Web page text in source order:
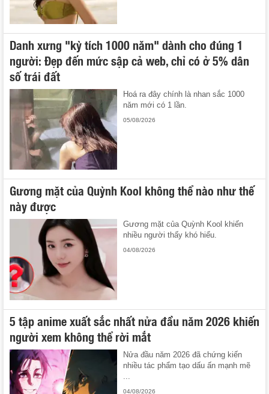
Danh xưng "kỳ tích 1000 năm" dành cho đúng 1
người: Đẹp đến mức sập cả web, chỉ có ở 5% dân
số trái đất
Hoá ra đây chính là nhan sắc 1000
năm mới có 1 lần.
05/08/2026
Gương mặt của Quỳnh Kool không thể nào như thế
này được
Gương mặt của Quỳnh Kool khiến
nhiều người thấy khó hiểu.
04/08/2026
5 tập anime xuất sắc nhất nửa đầu năm 2026 khiến
người xem không thể rời mắt
Nửa đầu năm 2026 đã chứng kiến
nhiều tác phẩm tạo dấu ấn mạnh mẽ
04/08/2026